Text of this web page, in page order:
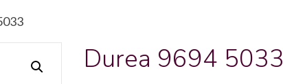
Durea 9694 5033